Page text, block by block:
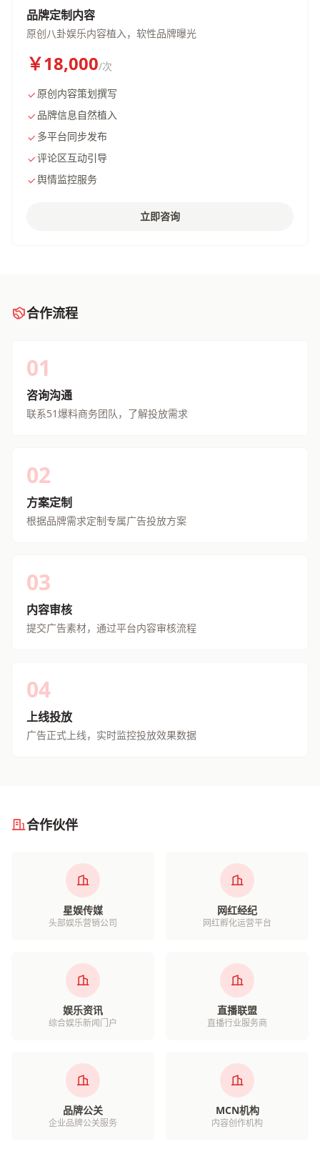
品牌定制内容
原创八卦娱乐内容植入，软性品牌曝光
￥18,000/次
原创内容策划撰写
品牌信息自然植入
多平台同步发布
评论区互动引导
舆情监控服务
立即咨询
合作流程
01
咨询沟通
联系51爆料商务团队，了解投放需求
02
方案定制
根据品牌需求定制专属广告投放方案
03
内容审核
提交广告素材，通过平台内容审核流程
04
上线投放
广告正式上线，实时监控投放效果数据
合作伙伴
星娱传媒
头部娱乐营销公司
网红经纪
网红孵化运营平台
娱乐资讯
综合娱乐新闻门户
直播联盟
直播行业服务商
品牌公关
企业品牌公关服务
MCN机构
内容创作机构